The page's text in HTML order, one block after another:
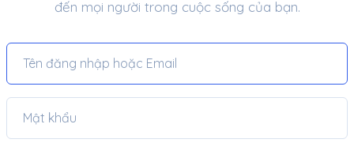
đến mọi người trong cuộc sống của bạn.